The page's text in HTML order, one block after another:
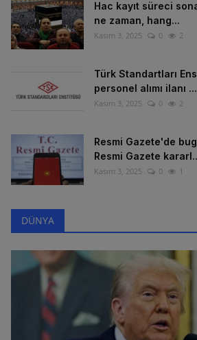
Hac kayıt süreci
ne zaman, hang...
Kasım 3, 2025 0 2
Türk Standartları
personel alımı ilanı ...
Kasım 3, 2025 0 2
Resmi Gazete'de
Resmi Gazete
Kasım 3, 2025 0 1
DÜNYA